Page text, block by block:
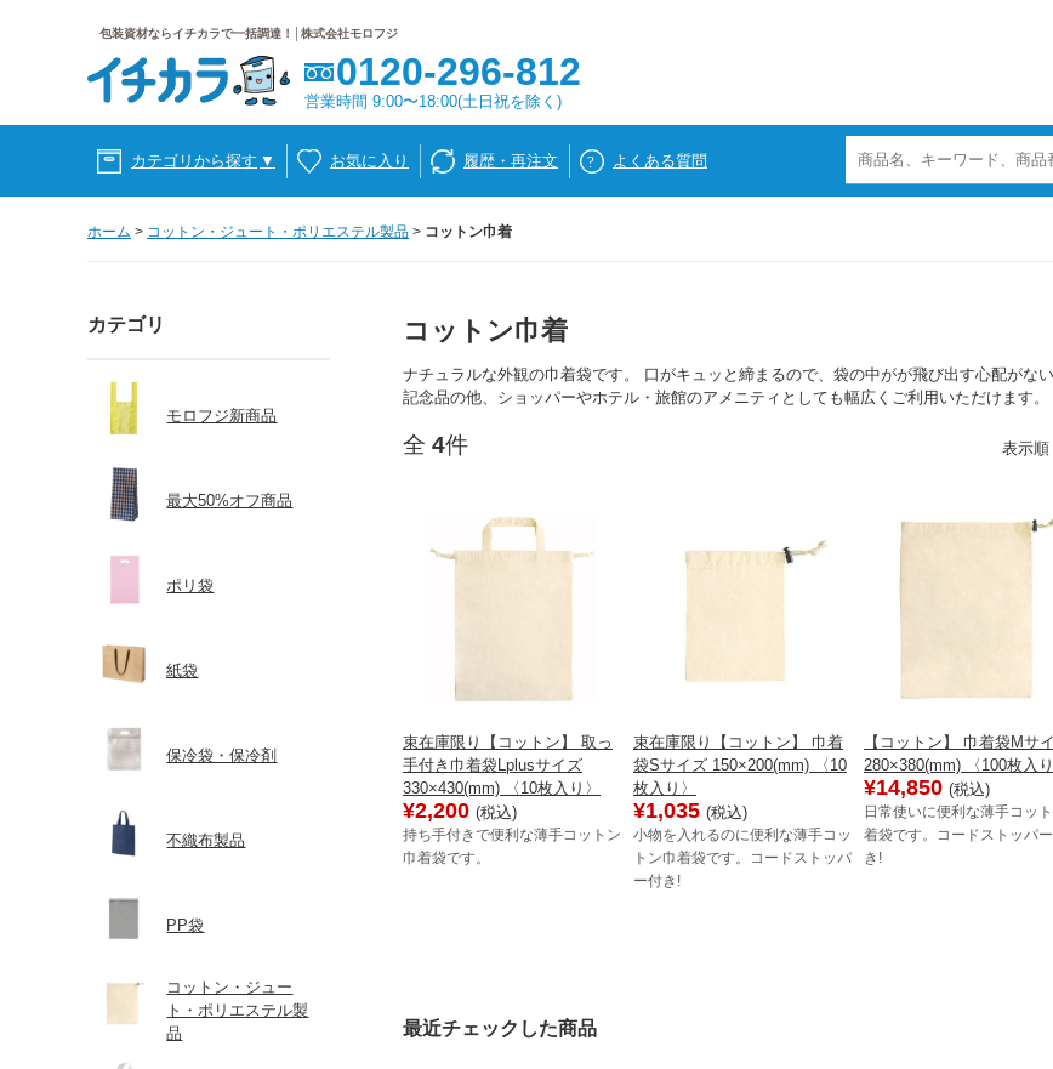
包装資材ならイチカラで一括調達！│株式会社モロフジ
0120-296-812
営業時間 9:00〜18:00(土日祝を除く)
カテゴリから探す ▼ お気に入り 履歴・再注文 よくある質問
ホーム > コットン・ジュート・ポリエステル製品 > コットン巾着
カテゴリ
モロフジ新商品
最大50%オフ商品
ポリ袋
紙袋
保冷袋・保冷剤
不織布製品
PP袋
コットン・ジュー
ト・ポリエステル製
品
コットン巾着
ナチュラルな外観の巾着袋です。 口がキュッと締まるので、袋の中がが飛び出す心配がな
記念品の他、ショッパーやホテル・旅館のアメニティとしても幅広くご利用いただけます。
全 4件 表示順
束在庫限り【コットン】 取っ
手付き巾着袋Lplusサイズ
330×430(mm) 〈10枚入り〉
¥2,200 (税込)
持ち手付きで便利な薄手コットン
巾着袋です。
束在庫限り【コットン】 巾着
袋Sサイズ 150×200(mm) 〈10
枚入り〉
¥1,035 (税込)
小物を入れるのに便利な薄手コッ
トン巾着袋です。コードストッパ
ー付き!
【コットン】 巾着袋Mサ
280×380(mm) 〈100枚入り
¥14,850 (税込)
日常使いに便利な薄手コッ
着袋です。コードストッパ
き!
最近チェックした商品